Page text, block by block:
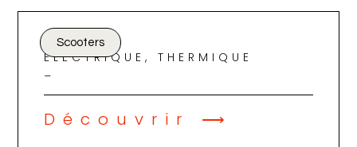
ELECTRIQUE, THERMIQUE
_
Découvrir ⟶
Scooters